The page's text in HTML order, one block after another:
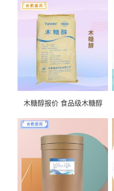
木糖醇报价 食品级木糖醇